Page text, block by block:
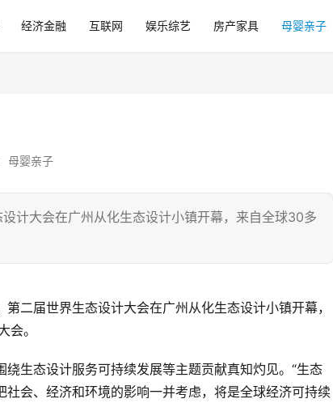
经济金融 互联网 娱乐综艺 房产家具 母婴亲子
母婴亲子
计大会在广州从化生态设计小镇开幕，来自全球30多
届世界生态设计大会在广州从化生态设计小镇开幕，
。
生态设计服务可持续发展等主题贡献真知灼见。“生态
会、经济和环境的影响一并考虑，将是全球经济可持续